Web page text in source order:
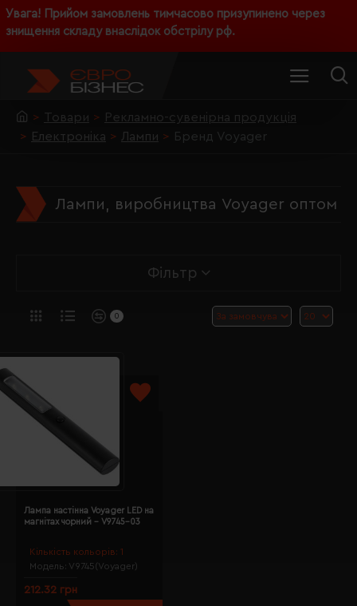
Увага! Прийом замовлень тимчасово призупинено через
знищення складу внаслідок обстрілу рф.
Товари
Рекламно-сувенірна продукція
Електроніка
Лампи Бренд Voyager
Лампи, виробництва Voyager оптом
Фільтр
0
Кількість кольорів: 1
Модель: V9745(Voyager)
Лампа настінна Voyager LED на
магнітах чорний - V9745-03
212.32 грн